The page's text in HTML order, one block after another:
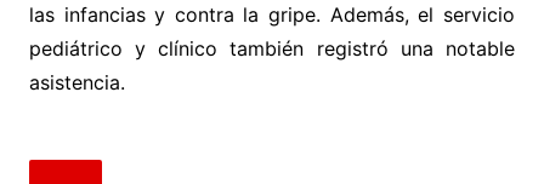
las infancias y contra la gripe. Además, el servicio
pediátrico y clínico también registró una notable
asistencia.